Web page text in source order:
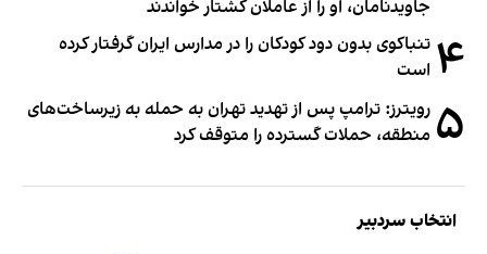
جاویدنامان، او را از عاملان کشتار خواندند
۴ تنباکوی بدون دود کودکان را در مدارس ایران گرفتار کرده
است
۵ رویترز: ترامپ پس از تهدید تهران به حمله به زیرساخت‌های
منطقه، حملات گسترده را متوقف کرد
انتخاب سردبیر